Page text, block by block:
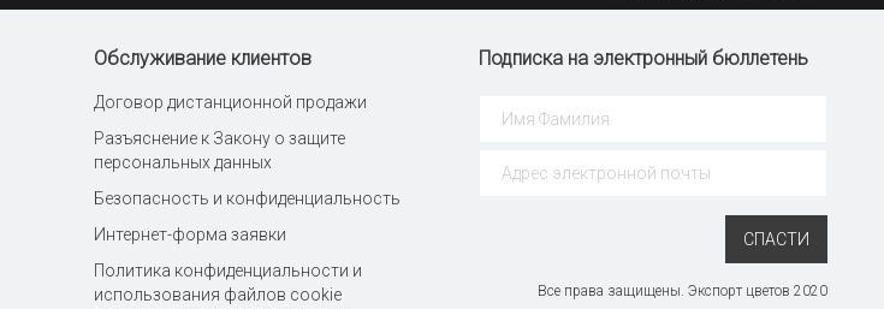
Обслуживание клиентов
Договор дистанционной продажи
Разъяснение к Закону о защите
персональных данных
Безопасность и конфиденциальность
Интернет-форма заявки
Политика конфиденциальности и
использования файлов cookie
Подписка на электронный бюллетень
СПАСТИ
Все права защищены. Экспорт цветов 2020